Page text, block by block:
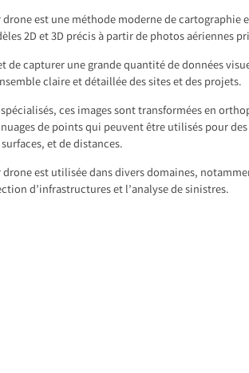
est une méthode moderne de cartographie
2D et 3D précis à partir de photos aériennes
de capturer une grande quantité de données
claire et détaillée des sites et des projets.
ces images sont transformées en
de points qui peuvent être utilisés pour
et de distances.
est utilisée dans divers domaines,
d’infrastructures et l’analyse de sinistres.